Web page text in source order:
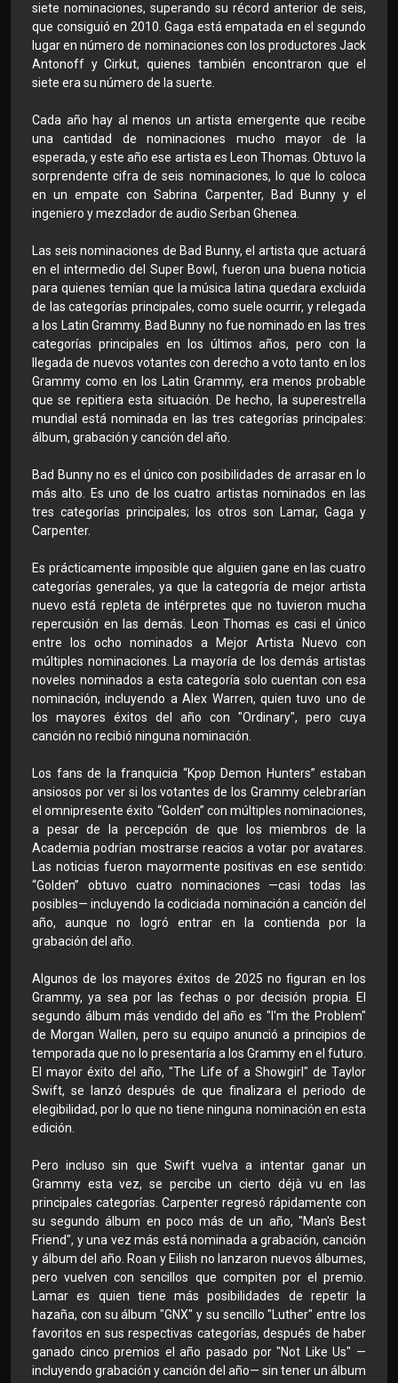
siete nominaciones, superando su récord anterior de seis,
que consiguió en 2010. Gaga está empatada en el segundo
lugar en número de nominaciones con los productores Jack
Antonoff y Cirkut, quienes también encontraron que el
siete era su número de la suerte.
Cada año hay al menos un artista emergente que recibe
una cantidad de nominaciones mucho mayor de la
esperada, y este año ese artista es Leon Thomas. Obtuvo la
sorprendente cifra de seis nominaciones, lo que lo coloca
en un empate con Sabrina Carpenter, Bad Bunny y el
ingeniero y mezclador de audio Serban Ghenea.
Las seis nominaciones de Bad Bunny, el artista que actuará
en el intermedio del Super Bowl, fueron una buena noticia
para quienes temían que la música latina quedara excluida
de las categorías principales, como suele ocurrir, y relegada
a los Latin Grammy. Bad Bunny no fue nominado en las tres
categorías principales en los últimos años, pero con la
llegada de nuevos votantes con derecho a voto tanto en los
Grammy como en los Latin Grammy, era menos probable
que se repitiera esta situación. De hecho, la superestrella
mundial está nominada en las tres categorías principales:
álbum, grabación y canción del año.
Bad Bunny no es el único con posibilidades de arrasar en lo
más alto. Es uno de los cuatro artistas nominados en las
tres categorías principales; los otros son Lamar, Gaga y
Carpenter.
Es prácticamente imposible que alguien gane en las cuatro
categorías generales, ya que la categoría de mejor artista
nuevo está repleta de intérpretes que no tuvieron mucha
repercusión en las demás. Leon Thomas es casi el único
entre los ocho nominados a Mejor Artista Nuevo con
múltiples nominaciones. La mayoría de los demás artistas
noveles nominados a esta categoría solo cuentan con esa
nominación, incluyendo a Alex Warren, quien tuvo uno de
los mayores éxitos del año con "Ordinary", pero cuya
canción no recibió ninguna nominación.
Los fans de la franquicia “Kpop Demon Hunters” estaban
ansiosos por ver si los votantes de los Grammy celebrarían
el omnipresente éxito “Golden” con múltiples nominaciones,
a pesar de la percepción de que los miembros de la
Academia podrían mostrarse reacios a votar por avatares.
Las noticias fueron mayormente positivas en ese sentido:
“Golden” obtuvo cuatro nominaciones —casi todas las
posibles— incluyendo la codiciada nominación a canción del
año, aunque no logró entrar en la contienda por la
grabación del año.
Algunos de los mayores éxitos de 2025 no figuran en los
Grammy, ya sea por las fechas o por decisión propia. El
segundo álbum más vendido del año es "I'm the Problem"
de Morgan Wallen, pero su equipo anunció a principios de
temporada que no lo presentaría a los Grammy en el futuro.
El mayor éxito del año, "The Life of a Showgirl" de Taylor
Swift, se lanzó después de que finalizara el periodo de
elegibilidad, por lo que no tiene ninguna nominación en esta
edición.
Pero incluso sin que Swift vuelva a intentar ganar un
Grammy esta vez, se percibe un cierto déjà vu en las
principales categorías. Carpenter regresó rápidamente con
su segundo álbum en poco más de un año, "Man's Best
Friend", y una vez más está nominada a grabación, canción
y álbum del año. Roan y Eilish no lanzaron nuevos álbumes,
pero vuelven con sencillos que compiten por el premio.
Lamar es quien tiene más posibilidades de repetir la
hazaña, con su álbum "GNX" y su sencillo "Luther" entre los
favoritos en sus respectivas categorías, después de haber
ganado cinco premios el año pasado por "Not Like Us" —
incluyendo grabación y canción del año— sin tener un álbum